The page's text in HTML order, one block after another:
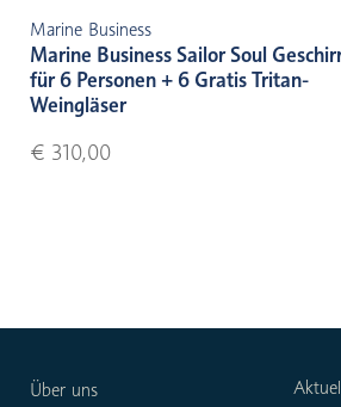
Marine Business
Marine Business Sailor Soul
für 6 Personen + 6 Gratis Tritan-
Weingläser
€ 310,00
Über uns